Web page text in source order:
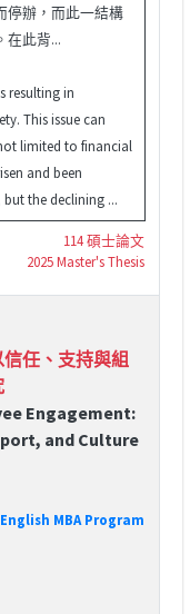
停辦，而此一結構
在此背...
resulting in
This issue can
limited to financial
and been
the declining ...
114 碩士論文
2025 Master's Thesis
任、支持與組
Engagement:
and Culture
MBA Program